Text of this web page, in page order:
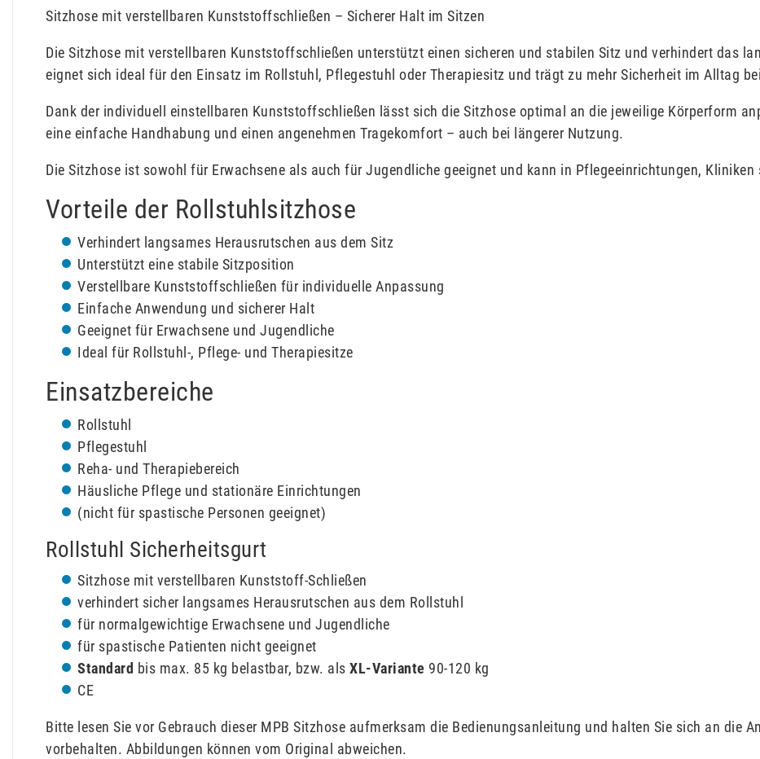
Sitzhose mit verstellbaren Kunststoffschließen – Sicherer Halt im Sitzen
Die Sitzhose mit verstellbaren Kunststoffschließen unterstützt einen sicheren und stabilen Sitz und verhindert das
eignet sich ideal für den Einsatz im Rollstuhl, Pflegestuhl oder Therapiesitz und trägt zu mehr Sicherheit im Alltag
Dank der individuell einstellbaren Kunststoffschließen lässt sich die Sitzhose optimal an die jeweilige Körperform
eine einfache Handhabung und einen angenehmen Tragekomfort – auch bei längerer Nutzung.
Die Sitzhose ist sowohl für Erwachsene als auch für Jugendliche geeignet und kann in Pflegeeinrichtungen,
Vorteile der Rollstuhlsitzhose
Verhindert langsames Herausrutschen aus dem Sitz
Unterstützt eine stabile Sitzposition
Verstellbare Kunststoffschließen für individuelle Anpassung
Einfache Anwendung und sicherer Halt
Geeignet für Erwachsene und Jugendliche
Ideal für Rollstuhl-, Pflege- und Therapiesitze
Einsatzbereiche
Rollstuhl
Pflegestuhl
Reha- und Therapiebereich
Häusliche Pflege und stationäre Einrichtungen
(nicht für spastische Personen geeignet)
Rollstuhl Sicherheitsgurt
Sitzhose mit verstellbaren Kunststoff-Schließen
verhindert sicher langsames Herausrutschen aus dem Rollstuhl
für normalgewichtige Erwachsene und Jugendliche
für spastische Patienten nicht geeignet
Standard bis max. 85 kg belastbar, bzw. als XL-Variante 90-120 kg
CE
Bitte lesen Sie vor Gebrauch dieser MPB Sitzhose aufmerksam die Bedienungsanleitung und halten Sie sich an die
vorbehalten. Abbildungen können vom Original abweichen.